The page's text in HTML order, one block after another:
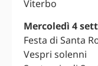
Viterbo
Mercoledì 4
Festa di Santa
Vespri solenni